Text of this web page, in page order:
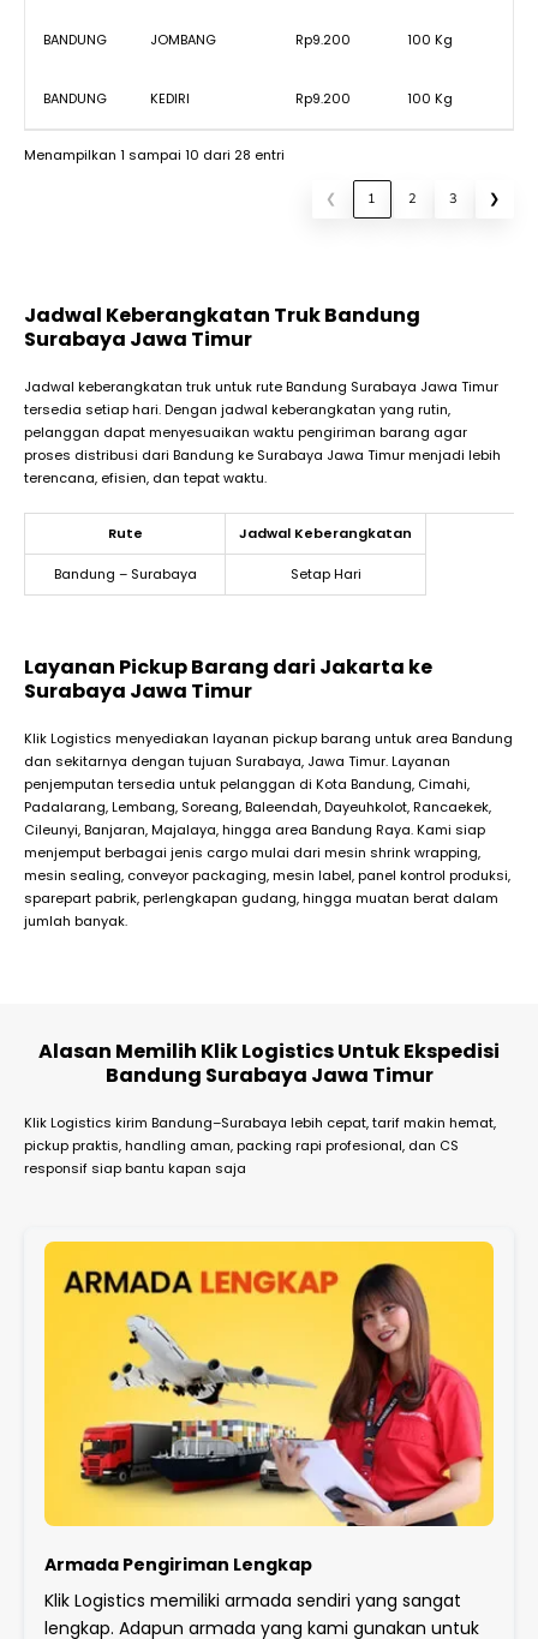
BANDUNG JOMBANG Rp9.200 100 Kg
BANDUNG KEDIRI Rp9.200 100 Kg
Menampilkan 1 sampai 10 dari 28 entri
❮ 1 2 3 ❯
Jadwal Keberangkatan Truk Bandung
Surabaya Jawa Timur
Jadwal keberangkatan truk untuk rute Bandung Surabaya Jawa Timur
tersedia setiap hari. Dengan jadwal keberangkatan yang rutin,
pelanggan dapat menyesuaikan waktu pengiriman barang agar
proses distribusi dari Bandung ke Surabaya Jawa Timur menjadi lebih
terencana, efisien, dan tepat waktu.
Rute Jadwal Keberangkatan
Bandung – Surabaya Setap Hari
Layanan Pickup Barang dari Jakarta ke
Surabaya Jawa Timur
Klik Logistics menyediakan layanan pickup barang untuk area Bandung
dan sekitarnya dengan tujuan Surabaya, Jawa Timur. Layanan
penjemputan tersedia untuk pelanggan di Kota Bandung, Cimahi,
Padalarang, Lembang, Soreang, Baleendah, Dayeuhkolot, Rancaekek,
Cileunyi, Banjaran, Majalaya, hingga area Bandung Raya. Kami siap
menjemput berbagai jenis cargo mulai dari mesin shrink wrapping,
mesin sealing, conveyor packaging, mesin label, panel kontrol produksi,
sparepart pabrik, perlengkapan gudang, hingga muatan berat dalam
jumlah banyak.
Alasan Memilih Klik Logistics Untuk Ekspedisi
Bandung Surabaya Jawa Timur
Klik Logistics kirim Bandung–Surabaya lebih cepat, tarif makin hemat,
pickup praktis, handling aman, packing rapi profesional, dan CS
responsif siap bantu kapan saja
Armada Pengiriman Lengkap
Klik Logistics memiliki armada sendiri yang sangat
lengkap. Adapun armada yang kami gunakan untuk